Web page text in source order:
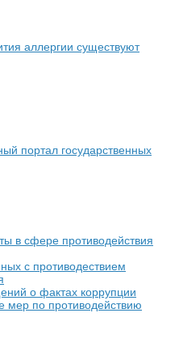
аллергии существуют
портал государственных
в сфере противодействия
с противодествием
о фактах коррупции
мер по противодействию